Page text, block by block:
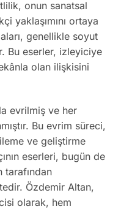
onun sanatsal
yaklaşımını ortaya
genellikle soyut
Bu eserler, izleyiciye
olan ilişkisini
evrilmiş ve her
Bu evrim süreci,
ve geliştirme
eserleri, bugün de
tarafından
Özdemir Altan,
olarak, hem